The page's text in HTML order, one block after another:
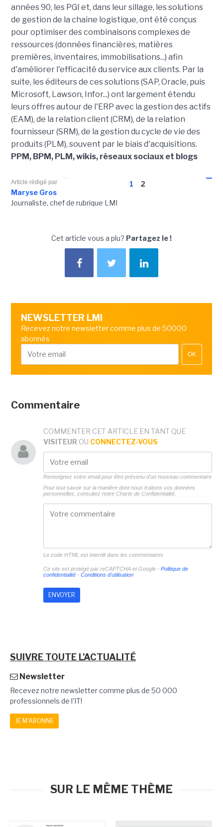
années 90, les PGI et, dans leur sillage, les solutions
de gestion de la chaîne logistique, ont été conçus
pour optimiser des combinaisons complexes de
ressources (données financières, matières
premières, inventaires, immobilisations...) afin
d'améliorer l'efficacité du service aux clients. Par la
suite, les éditeurs de ces solutions (SAP, Oracle, puis
Microsoft, Lawson, Infor...) ont largement étendu
leurs offres autour de l'ERP avec la gestion des actifs
(EAM), de la relation client (CRM), de la relation
fournisseur (SRM), de la gestion du cycle de vie des
produits (PLM), souvent par le biais d'acquisitions.
PPM, BPM, PLM, wikis, réseaux sociaux et blogs
1 2
Article rédigé par
Maryse Gros
Journaliste, chef de rubrique LMI
Cet article vous a plu? Partagez le !
NEWSLETTER LMI
Recevez notre newsletter comme plus de 50000
abonnés
OK
Commentaire
COMMENTER CET ARTICLE EN TANT QUE
VISITEUR OU CONNECTEZ-VOUS
Renseignez votre email pour être prévenu d'un nouveau commentaire
Pour tout savoir sur la manière dont nous traitons vos données
personnelles, consultez notre Charte de Confidentialité.
Le code HTML est interdit dans les commentaires
Ce site est protégé par reCAPTCHA et Google - Politique de
confidentialité- Conditions d'utilisation
SUIVRE TOUTE L'ACTUALITÉ
Newsletter
Recevez notre newsletter comme plus de 50 000
professionnels de l'IT!
JE M'ABONNE
SUR LE MÊME THÈME